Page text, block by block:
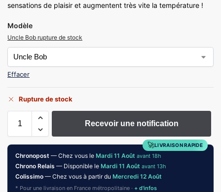
sensations de plaisir et augmentent très vite la température !
Modèle
Uncle Bob rupture de stock
Effacer
Rupture de stock
Recevoir une notification
🚀LIVRAISON RAPIDE
Chronopost — Chez vous le Mardi 11 Août avant 18h
Chrono Relais — Disponible le Mardi 11 Août avant 13h
Colissimo — Chez vous à partir du Mercredi 12 Août
* Pour une livraison en France métropolitaine · + d'infos